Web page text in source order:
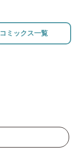
コミックス一覧